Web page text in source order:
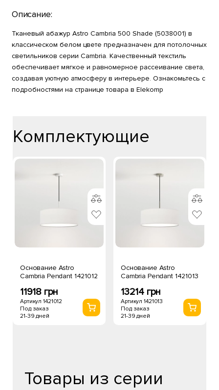
Описание:
Тканевый абажур Astro Cambria 500 Shade (5038001) в
классическом белом цвете предназначен для потолочных
светильников серии Cambria. Качественный текстиль
обеспечивает мягкое и равномерное рассеивание света,
создавая уютную атмосферу в интерьере. Ознакомьтесь с
подробностями на странице товара в Elekomp
Комплектующие
Основание Astro
Cambria Pendant 1421012
11918 грн
Артикул 1421012
Под заказ
21-39 дней
Основание Astro
Cambria Pendant 1421013
13214 грн
Артикул 1421013
Под заказ
21-39 дней
Товары из серии